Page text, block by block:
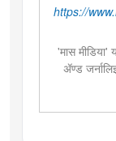
https://
'मास मीडिया'
ॲण्ड
दै.'मुंबई तरुण
संगीत,